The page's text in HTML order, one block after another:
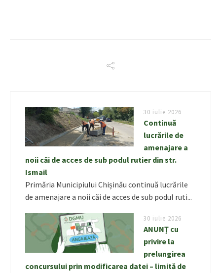
30 iulie 2026
Continuă
lucrările de
amenajare a
noii căi de acces de sub podul rutier din str.
Ismail
Primăria Municipiului Chișinău continuă lucrările
de amenajare a noii căi de acces de sub podul ruti...
30 iulie 2026
ANUNȚ cu
privire la
prelungirea
concursului prin modificarea datei – limită de